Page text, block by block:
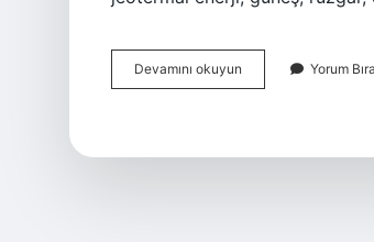
Devamını okuyun Yenilenebilir
Enerji
Yorum